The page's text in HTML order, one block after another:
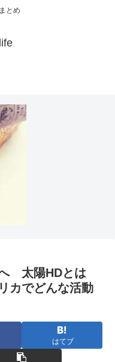
とめ
太陽HDとは
カでどんな活動
はてブ